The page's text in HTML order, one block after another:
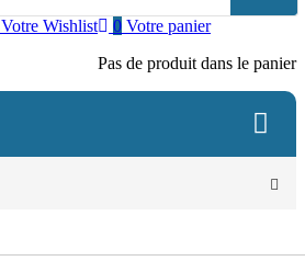
0 Votre panier
Pas de produit dans le panier
Votre Wishlist